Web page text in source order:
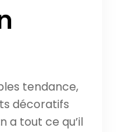
tendance,
décoratifs
a tout ce qu’il